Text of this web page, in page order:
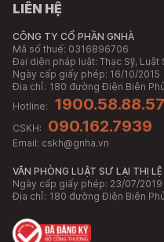
LIÊN HỆ
CÔNG TY CỔ PHẦN GNHÀ
Mã số thuế: 0316896706
Đại diện pháp luật: Thạc Sỹ, Luật
Ngày cấp giấy phép: 16/10/2015
Địa chỉ: 180 đường Điện Biên
Hotline:
1900.58.88.57
CSKH: 090.162.7939
Email: cskh@gnha.vn
VĂN PHÒNG LUẬT SƯ LẠI THỊ
Ngày cấp giấy phép: 23/07/2019
Địa chỉ: 180 đường Điện Biên